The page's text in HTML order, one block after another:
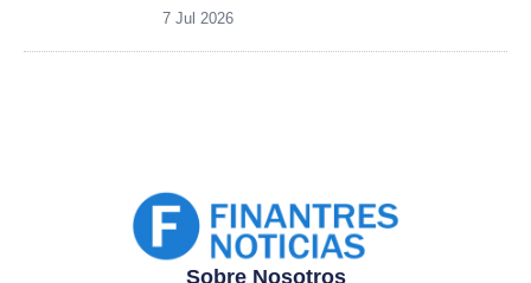
7 Jul 2026
Sobre Nosotros